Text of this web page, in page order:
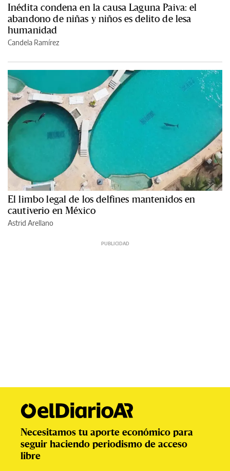
Inédita condena en la causa Laguna Paiva: el
abandono de niñas y niños es delito de lesa
humanidad
Candela Ramírez
El limbo legal de los delfines mantenidos en
cautiverio en México
Astrid Arellano
Necesitamos tu aporte económico para
seguir haciendo periodismo de acceso
libre